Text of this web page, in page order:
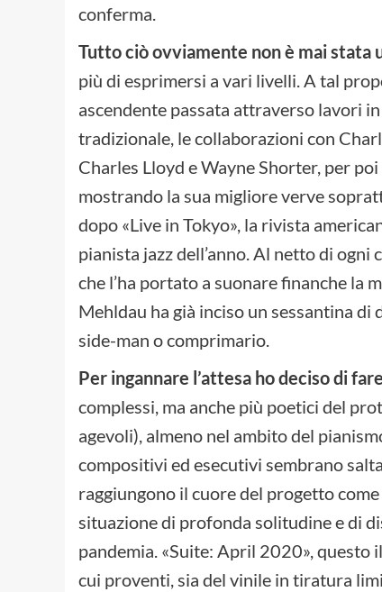
conferma.
Tutto ciò ovviamente non è mai stata
più di esprimersi a vari livelli. A tal
ascendente passata attraverso lavori
tradizionale, le collaborazioni con
Charles Lloyd e Wayne Shorter, per
mostrando la sua migliore verve
dopo «Live in Tokyo», la rivista
pianista jazz dell’anno. Al netto di
che l’ha portato a suonare finanche la
Mehldau ha già inciso un sessantina
side-man o comprimario.
Per ingannare l’attesa ho deciso di
complessi, ma anche più poetici del
agevoli), almeno nel ambito del
compositivi ed esecutivi sembrano
raggiungono il cuore del progetto
situazione di profonda solitudine e di
pandemia. «Suite: April 2020», questo
cui proventi, sia del vinile in tiratura